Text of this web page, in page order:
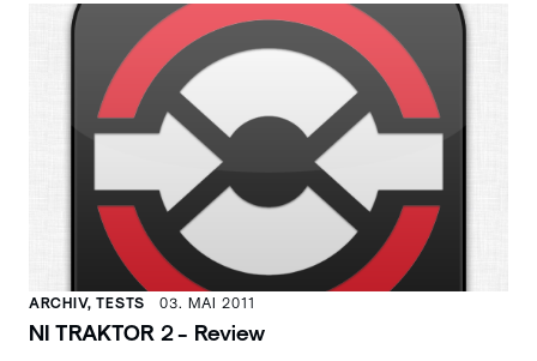
ARCHIV, TESTS 03. MAI 2011
NI TRAKTOR 2 - Review